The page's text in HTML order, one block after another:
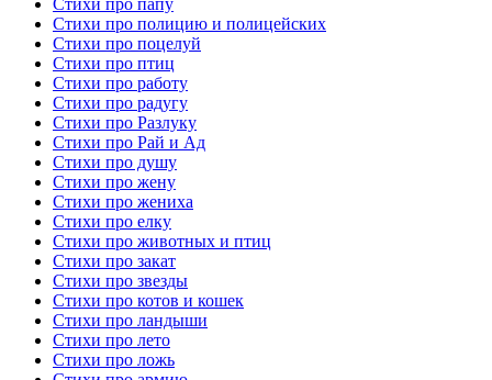
Стихи про полицию и полицейских
Стихи про поцелуй
Стихи про птиц
Стихи про работу
Стихи про радугу
Стихи про Разлуку
Стихи про Рай и Ад
Стихи про душу
Стихи про жену
Стихи про жениха
Стихи про елку
Стихи про животных и птиц
Стихи про закат
Стихи про звезды
Стихи про котов и кошек
Стихи про ландыши
Стихи про лето
Стихи про ложь